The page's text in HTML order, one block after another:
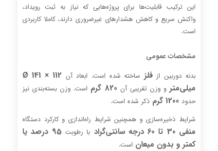
این ترکیب قابلیت‌ها برای پروژه‌هایی که نیاز به ثبت رویداد،
واکنش سریع و کاهش هشدارهای غیرضروری دارند، کاملا کاربردی
است.
مشخصات عمومی
بدنه دوربین ازفلز ساخته شده است. ابعاد آن Ø 141 × 112
میلی‌متر و وزن تقریبی آن 820 گرم
است. وزن بسته‌بندی نیز
حدود 1200 گرم
ذکر شده است.
شرایط ذخیره‌سازی و همچنین شرایط راه‌اندازی و کارکرد دستگاه
منفی 30 تا 60 درجه سانتی‌گراد با رطوبت
95 درصد یا
کمتر و بدون میعان است.